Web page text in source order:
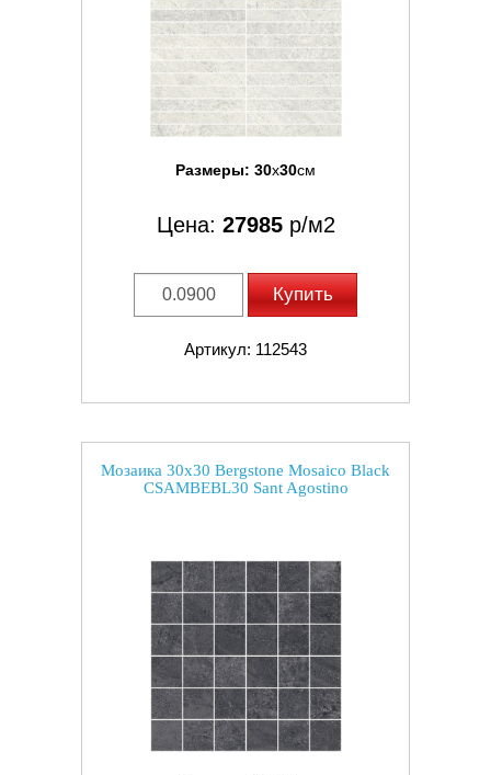
Размеры: 30x30см
Цена: 27985р/м2
Купить
Артикул: 112543
Мозаика 30x30 Bergstone Mosaico Black
CSAMBEBL30 Sant Agostino